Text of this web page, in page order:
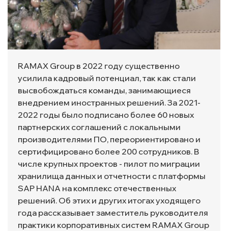
RAMAX Group в 2022 году существенно
усилила кадровый потенциал, так как стали
высвобождаться команды, занимающиеся
внедрением иностранных решений. За 2021-
2022 годы было подписано более 60 новых
партнерских соглашений с локальными
производителями ПО, переориентировано и
сертифицировано более 200 сотрудников. В
числе крупных проектов - пилот по миграции
хранилища данных и отчетности с платформы
SAP HANA на комплекс отечественных
решений. Об этих и других итогах уходящего
года рассказывает заместитель руководителя
практики корпоративных систем RAMAX Group